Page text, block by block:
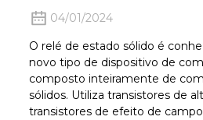
04/01/2024
O relé de estado sólido é
novo tipo de dispositivo de
composto inteiramente de
sólidos. Utiliza transistores de
transistores de efeito de